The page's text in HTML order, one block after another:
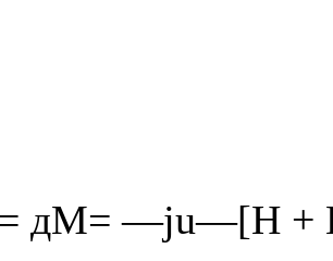
дM= —ju—[H +